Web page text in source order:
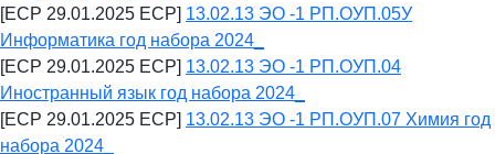
[ECP 29.01.2025 ECP] 13.02.13 ЭО -1 РП.ОУП.05У
Информатика год набора 2024_
[ECP 29.01.2025 ECP] 13.02.13 ЭО -1 РП.ОУП.04
Иностранный язык год набора 2024_
[ECP 29.01.2025 ECP] 13.02.13 ЭО -1 РП.ОУП.07 Химия год
набора 2024_